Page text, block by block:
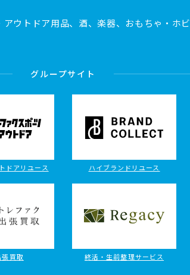
ウトドア用品、酒、楽器、おもちゃ・ホビ
グループサイト
ドアリユース ハイブランドリユース
買取 終活・生前整理サービス